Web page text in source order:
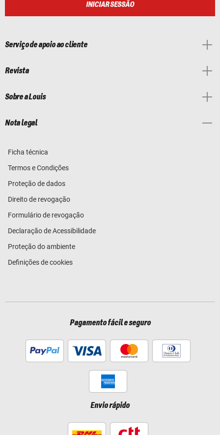
INICIAR SESSÃO
Serviço de apoio ao cliente
Revista
Sobre a Louis
Nota legal
Ficha técnica
Termos e Condições
Proteção de dados
Direito de revogação
Formulário de revogação
Declaração de Acessibilidade
Proteção do ambiente
Definições de cookies
Pagamento fácil e seguro
Envio rápido